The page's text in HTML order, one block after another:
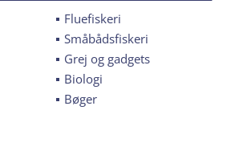
Fluefiskeri
Småbådsfiskeri
Grej og gadgets
Biologi
Bøger